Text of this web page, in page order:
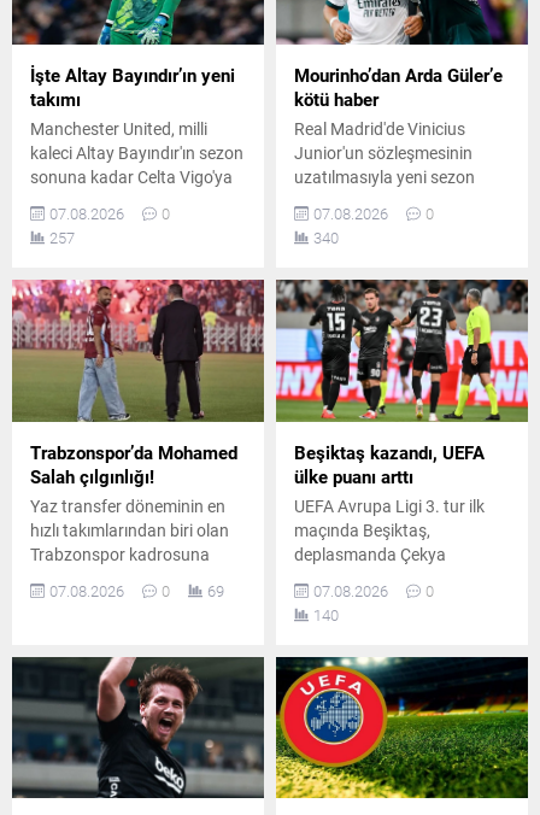
İşte Altay Bayındır’ın yeni
takımı
Manchester United, milli
kaleci Altay Bayındır'ın sezon
sonuna kadar Celta Vigo'ya
kiralandığını resmen açıkladı.
İspanyol kulübü de transferi
duyururken Türk taraftarlara
07.08.2026
0
257
Mourinho’dan Arda Güler’e
kötü haber
Real Madrid'de Vinicius
Junior'un sözleşmesinin
uzatılmasıyla yeni sezon
planlaması hız kazandı. Jose
Mourinho'nun ilk 11 tercihleri
gündem olurken, Arda
koruyor.
07.08.2026
0
340
Trabzonspor’da Mohamed
Salah çılgınlığı!
Yaz transfer döneminin en
hızlı takımlarından biri olan
Trabzonspor kadrosuna
Mohamed Salah için
akın ettiği organizasyonda
renkli anlar yaşandı.
07.08.2026 0 69
Beşiktaş kazandı, UEFA
ülke puanı arttı
UEFA Avrupa Ligi 3. tur ilk
maçında Beşiktaş,
deplasmanda Çekya
Semih Kılıçsoy'un golüyle 1-0
mağlup etti. Siyah-
ardından UEFA ülke puanı
sıralaması da güncellendi.
07.08.2026
0
140